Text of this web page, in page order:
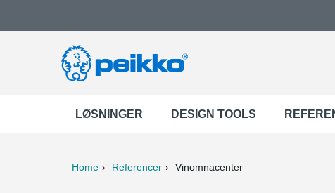
LØSNINGER DESIGN TOOLS
Home Referencer Vinomnacenter